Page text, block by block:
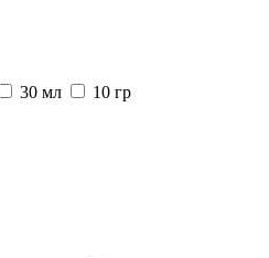
30 мл 10 гр